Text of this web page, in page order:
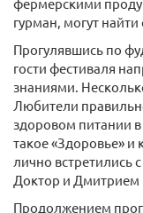
гурман, могут
Прогулявшись по
гости фестиваля
знаниями.
Любители
здоровом питании
такое «Здоровье» и
лично
Доктор и
Продолжением